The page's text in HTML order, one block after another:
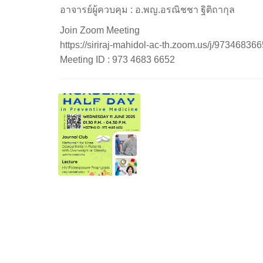
อาจารย์ผู้ควบคุม : อ.พญ.อรณิชชา ฐิติถากุล
Join Zoom Meeting
https://siriraj-mahidol-ac-th.zoom.us/j/
Meeting ID : 973 4683 6652